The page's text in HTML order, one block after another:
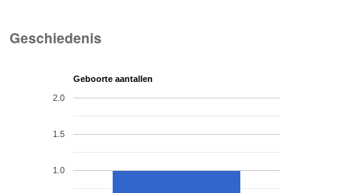
Geschiedenis
Geboorte aantallen
1.0
1.5
2.0